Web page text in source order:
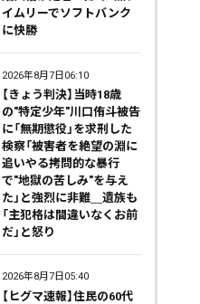
イムリーでソフトバンク
に快勝
2026年8月7日06:10
【きょう判決】当時18歳
の"特定少年"川口侑斗被告
に「無期懲役」を求刑した
検察「被害者を絶望の淵に
追いやる拷問的な暴行
で"地獄の苦しみ"を与え
た」と強烈に非難＿遺族も
「主犯格は間違いなくお前
だ」と怒り
2026年8月7日05:40
【ヒグマ速報】住民の60代